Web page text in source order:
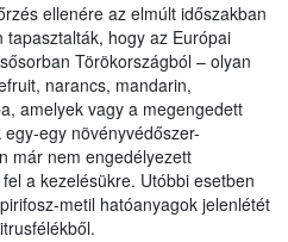
ellenére az elmúlt időszakban
hogy az Európai
Törökországból – olyan
narancs, mandarin,
amelyek vagy a megengedett
egy növényvédőszer-
már nem engedélyezett
a kezelésükre. Utóbbi esetben
metil hatóanyagok jelenlétét